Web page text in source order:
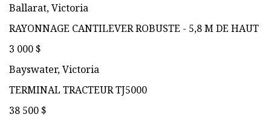
Ballarat, Victoria
RAYONNAGE CANTILEVER ROBUSTE - 5,8 M DE HAUT
3 000 $
Bayswater, Victoria
TERMINAL TRACTEUR TJ5000
38 500 $